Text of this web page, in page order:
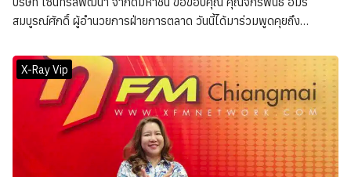
สมบูรณ์ศักดิ์ ผู้อำนวยการฝ่ายการตลาด วันนี้ได้มาร่วมพูดคุยถึง
𝐇𝐮𝐛 𝟐𝟎𝟐𝟓 ที่ศูนย์การค้าเซ็นทรัล เชียงใหม่ (เซ็นเฟส)
X-Ray Vip